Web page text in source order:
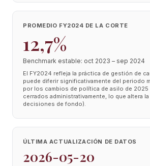
PROMEDIO FY2024 DE LA CORTE
12,7%
Benchmark estable: oct 2023 – sep 2024
El FY2024 refleja la práctica de gestión de
puede diferir significativamente del periodo
por los cambios de política de asilo de 2025
cerrados administrativamente, lo que altera la
decisiones de fondo).
ÚLTIMA ACTUALIZACIÓN DE DATOS
2026-05-20